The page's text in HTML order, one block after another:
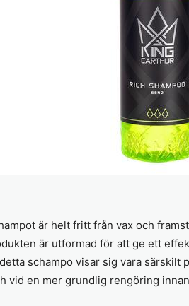
är helt fritt från vax och
är utformad för att ge ett
schampo visar sig vara särskilt
vid en mer grundlig rengöring